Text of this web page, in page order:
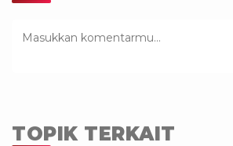
TOPIK TERKAIT